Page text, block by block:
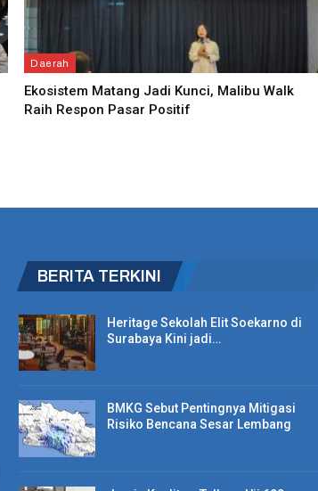
Daerah
Ekosistem Matang Jadi Kunci, Malibu Walk
Raih Respon Pasar Positif
BERITA TERKINI
Heritage Sekolah Elit Soekarno di
Surabaya Kini jadi…
BMKG Sebut Pentingnya Mitigasi
Risiko Bencana Sesar Lembang